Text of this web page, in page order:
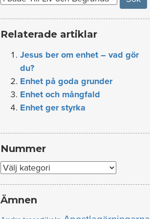
Relaterade artiklar
Jesus ber om enhet – vad gör
du?
Enhet på goda grunder
Enhet och mångfald
Enhet ger styrka
Nummer
Nummer
Ämnen